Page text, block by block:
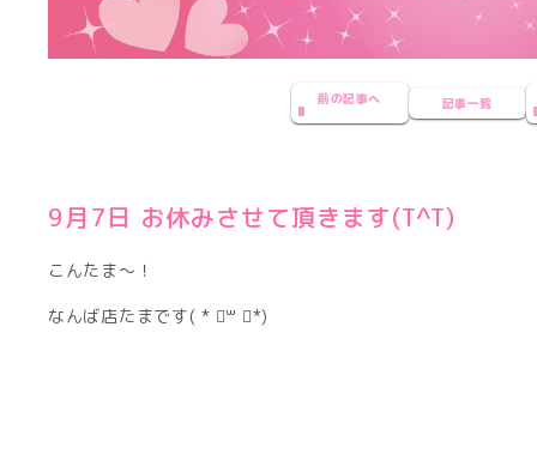
前の記事へ 記事一覧
9月7日 お休みさせて頂きます(T^T)
こんたま〜！
なんば店たまです( * ॑꒳ ॑*)